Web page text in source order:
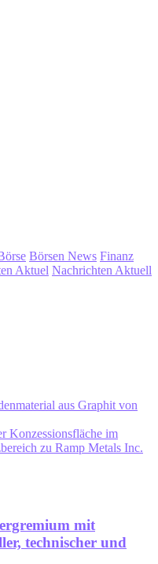
Börsen News Finanz
Aktuel Nachrichten Aktuell
aus Graphit von
Konzessionsfläche im
zu Ramp Metals Inc.
mit
technischer und